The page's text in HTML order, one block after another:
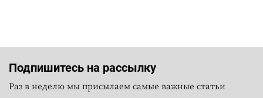
Подпишитесь на рассылку
Раз в неделю мы присылаем самые важные статьи